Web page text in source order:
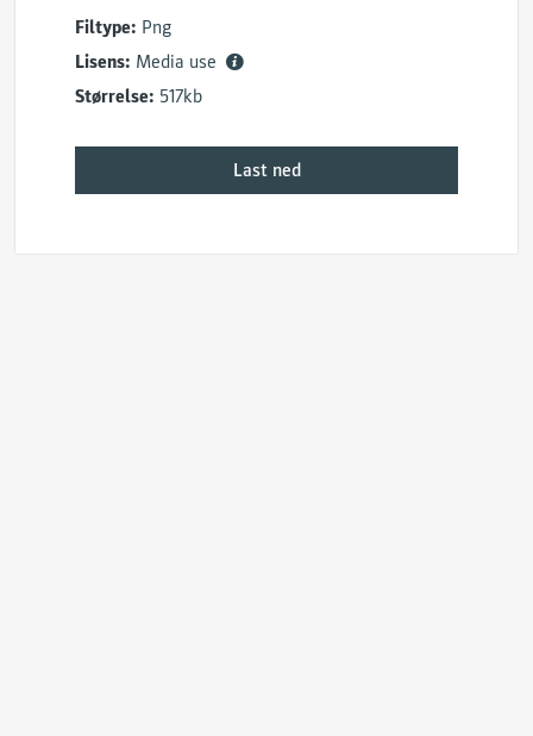
Filtype: Png
Lisens: Media use
Størrelse: 517kb
Last ned